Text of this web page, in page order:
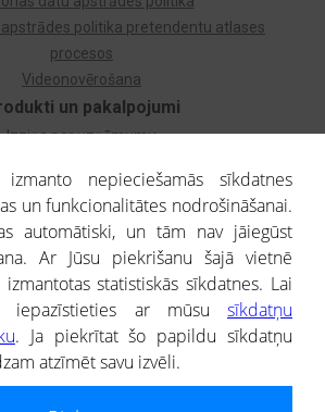
un pakalpojumi
Izziņa par uzņēmumu
Dzimtas koks
Uzņēmumu atlase
Monitorings
par ārvalstu uzņēmumiem
politika pretendentu atlases
procesos
Videonovērošana
nepieciešamās sīkdatnes
un funkcionalitātes nodrošināšanai.
automātiski, un tām nav jāiegūst
Ar Jūsu piekrišanu šajā vietnē
statistiskās sīkdatnes. Lai
iepazīstieties ar mūsu sīkdatņu
. Ja piekrītat šo papildu sīkdatņu
atzīmēt savu izvēli.